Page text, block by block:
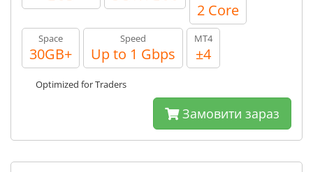
2 Core
Space
30GB+
Speed
Up to 1 Gbps
MT4
±4
Optimized for Traders
Замовити зараз